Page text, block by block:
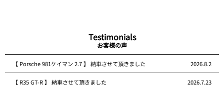
Testimonials
お客様の声
【 Porsche 981ケイマン 2.7 】 納車させて頂きました 2026.8.2
【 R35 GT-R 】 納車させて頂きました 2026.7.23